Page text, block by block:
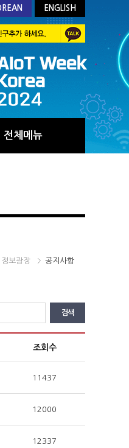
ENGLISH
전체메뉴
정보광장 공지사항
검색
조회수
11437
12000
12337